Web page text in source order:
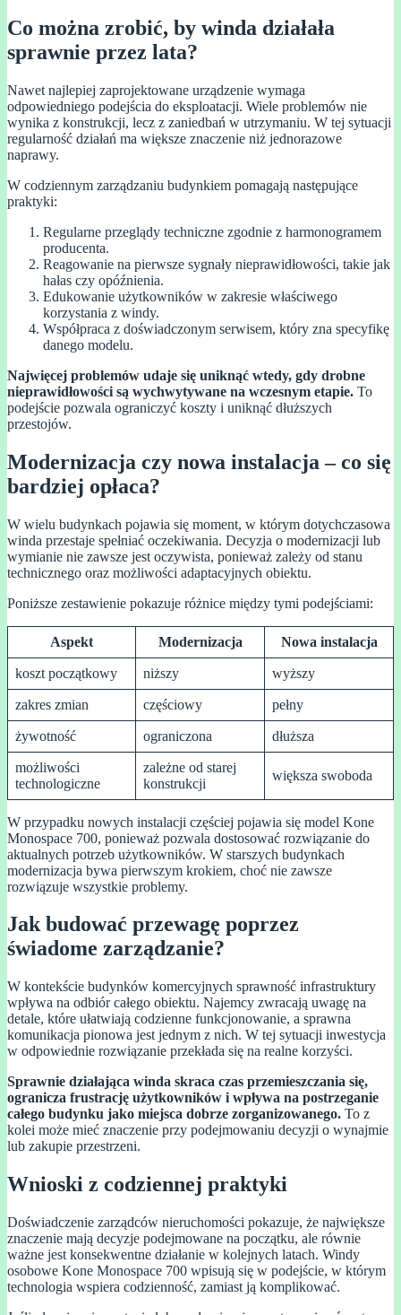
Co można zrobić, by winda działała
sprawnie przez lata?
Nawet najlepiej zaprojektowane urządzenie wymaga
odpowiedniego podejścia do eksploatacji. Wiele problemów nie
wynika z konstrukcji, lecz z zaniedbań w utrzymaniu. W tej sytuacji
regularność działań ma większe znaczenie niż jednorazowe
naprawy.
W codziennym zarządzaniu budynkiem pomagają następujące
praktyki:
Regularne przeglądy techniczne zgodnie z harmonogramem
producenta.
Reagowanie na pierwsze sygnały nieprawidłowości, takie jak
hałas czy opóźnienia.
Edukowanie użytkowników w zakresie właściwego
korzystania z windy.
Współpraca z doświadczonym serwisem, który zna specyfikę
danego modelu.
Najwięcej problemów udaje się uniknąć wtedy, gdy drobne
nieprawidłowości są wychwytywane na wczesnym etapie. To
podejście pozwala ograniczyć koszty i uniknąć dłuższych
przestojów.
Modernizacja czy nowa instalacja – co się
bardziej opłaca?
W wielu budynkach pojawia się moment, w którym dotychczasowa
winda przestaje spełniać oczekiwania. Decyzja o modernizacji lub
wymianie nie zawsze jest oczywista, ponieważ zależy od stanu
technicznego oraz możliwości adaptacyjnych obiektu.
Poniższe zestawienie pokazuje różnice między tymi podejściami:
Aspekt Modernizacja Nowa instalacja
koszt początkowy niższy wyższy
zakres zmian częściowy pełny
żywotność ograniczona dłuższa
możliwości
technologiczne
zależne od starej
konstrukcji
większa swoboda
W przypadku nowych instalacji częściej pojawia się model Kone
Monospace 700, ponieważ pozwala dostosować rozwiązanie do
aktualnych potrzeb użytkowników. W starszych budynkach
modernizacja bywa pierwszym krokiem, choć nie zawsze
rozwiązuje wszystkie problemy.
Jak budować przewagę poprzez
świadome zarządzanie?
W kontekście budynków komercyjnych sprawność infrastruktury
wpływa na odbiór całego obiektu. Najemcy zwracają uwagę na
detale, które ułatwiają codzienne funkcjonowanie, a sprawna
komunikacja pionowa jest jednym z nich. W tej sytuacji inwestycja
w odpowiednie rozwiązanie przekłada się na realne korzyści.
Sprawnie działająca winda skraca czas przemieszczania się,
ogranicza frustrację użytkowników i wpływa na postrzeganie
całego budynku jako miejsca dobrze zorganizowanego. To z
kolei może mieć znaczenie przy podejmowaniu decyzji o wynajmie
lub zakupie przestrzeni.
Wnioski z codziennej praktyki
Doświadczenie zarządców nieruchomości pokazuje, że największe
znaczenie mają decyzje podejmowane na początku, ale równie
ważne jest konsekwentne działanie w kolejnych latach. Windy
osobowe Kone Monospace 700 wpisują się w podejście, w którym
technologia wspiera codzienność, zamiast ją komplikować.